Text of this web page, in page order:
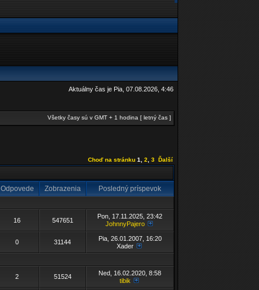
Aktuálny čas je Pia, 07.08.2026, 4:46
Všetky časy sú v GMT + 1 hodina [ letný čas ]
Choď na stránku 1 2 3 Ďalší
Odpovede Zobrazenia Posledný príspevok
16 547651
Pon, 17.11.2025, 23:42
JohnnyPajero
0 31144
Pia, 26.01.2007, 16:20
Xader
2 51524
Ned, 16.02.2020, 8:58
tibik